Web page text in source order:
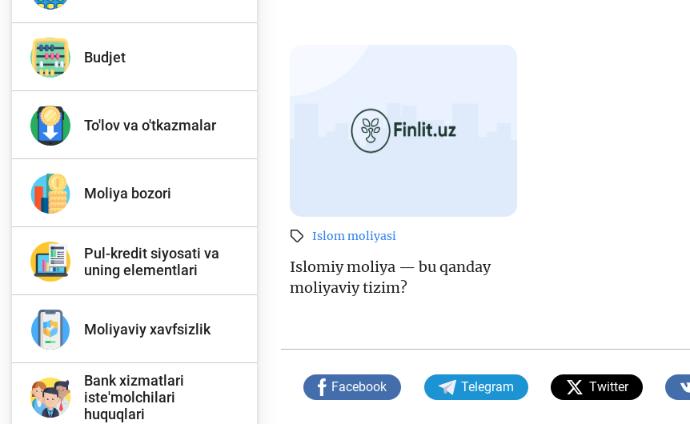
uchun
Budjet
To'lov va o'tkazmalar
Moliya bozori
Pul-kredit siyosati va
uning elementlari
Moliyaviy xavfsizlik
Bank xizmatlari
iste'molchilari
huquqlari
Islom moliyasi
Islomiy moliya — bu qanday
moliyaviy tizim?
Facebook Telegram Twitter